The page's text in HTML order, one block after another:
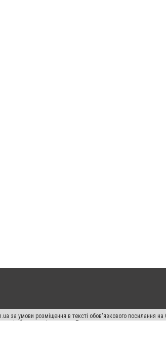
за умови розміщення в тексті обов'язкового посилання
або в якості джерела. Порушення виняткових прав